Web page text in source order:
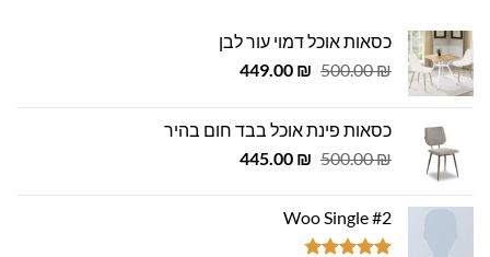
כסאות אוכל דמוי עור לבן
500.00₪
המחיר
500.00 ₪.
449.00 ₪
המחיר
449.00 ₪.
כסאות פינת אוכל בבד חום בהיר
500.00₪
המחיר
500.00 ₪.
445.00 ₪
המחיר
Woo Single #2